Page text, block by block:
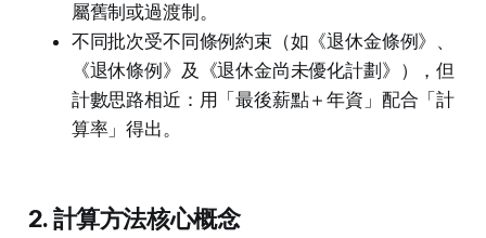
屬舊制或過渡制。
不同批次受不同條例約束（如《退休金條例》、
《退休條例》及《退休金尚未優化計劃》），但
計數思路相近：用「最後薪點＋年資」配合「計
算率」得出。
2. 計算方法核心概念